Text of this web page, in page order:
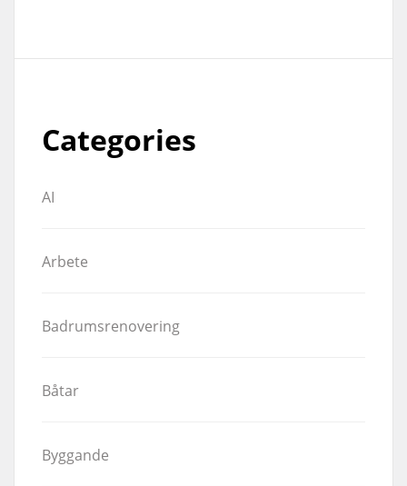
Categories
AI
Arbete
Badrumsrenovering
Båtar
Byggande